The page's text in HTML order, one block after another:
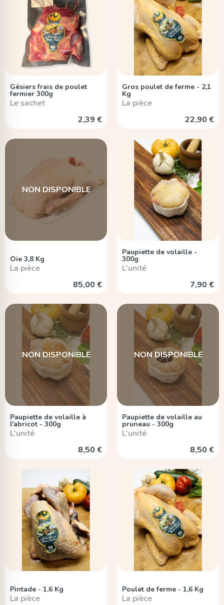
Gésiers frais de poulet
fermier 300g
Le sachet
2,39 €
Gros poulet de ferme - 2,1
Kg
La pièce
22,90 €
NON DISPONIBLE
Oie 3,8 Kg
La pièce
85,00 €
Paupiette de volaille -
300g
L'unité
7,90 €
NON DISPONIBLE
Paupiette de volaille à
l'abricot - 300g
L'unité
8,50 €
NON DISPONIBLE
Paupiette de volaille au
pruneau - 300g
L'unité
8,50 €
Pintade - 1,6 Kg
La pièce
Poulet de ferme - 1,6 Kg
La pièce